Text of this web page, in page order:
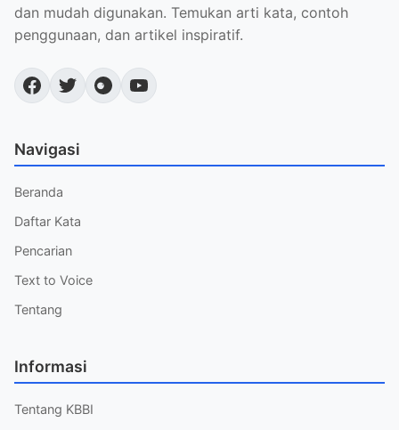
dan mudah digunakan. Temukan arti kata, contoh
penggunaan, dan artikel inspiratif.
Navigasi
Beranda
Daftar Kata
Pencarian
Text to Voice
Tentang
Informasi
Tentang KBBI